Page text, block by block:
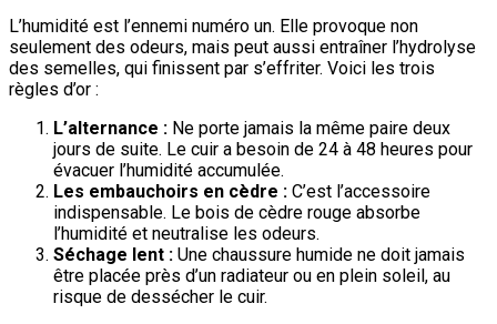
L’humidité est l’ennemi numéro un. Elle provoque non
seulement des odeurs, mais peut aussi entraîner l’hydrolyse
des semelles, qui finissent par s’effriter. Voici les trois
règles d’or :
L’alternance : Ne porte jamais la même paire deux
jours de suite. Le cuir a besoin de 24 à 48 heures pour
évacuer l’humidité accumulée.
Les embauchoirs en cèdre : C’est l’accessoire
indispensable. Le bois de cèdre rouge absorbe
l’humidité et neutralise les odeurs.
Séchage lent : Une chaussure humide ne doit jamais
être placée près d’un radiateur ou en plein soleil, au
risque de dessécher le cuir.